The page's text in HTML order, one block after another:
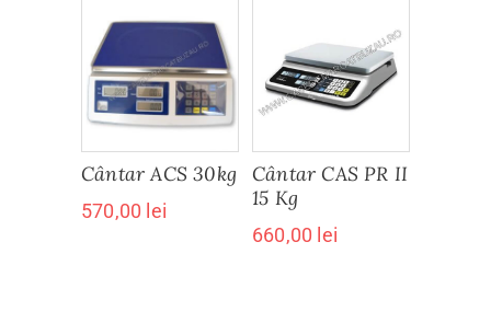
Cântar ACS 30kg
570,00 lei
Cântar CAS PR II
15 Kg
660,00 lei